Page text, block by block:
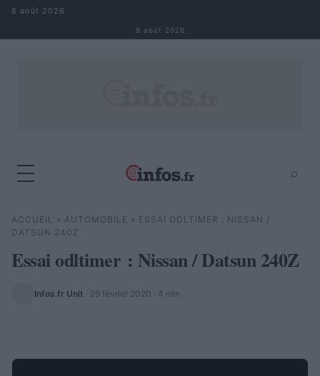
Aller au contenu
8 août 2026
8 août 2026
⌕
Rechercher ⌕
ACCUEIL » AUTOMOBILE » ESSAI ODLTIMER : NISSAN /
DATSUN 240Z
Essai odltimer : Nissan / Datsun 240Z
Infos.fr Unit · 29 février 2020 · 4 min